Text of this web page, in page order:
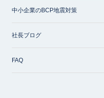
中小企業のBCP地震対策
社長ブログ
FAQ